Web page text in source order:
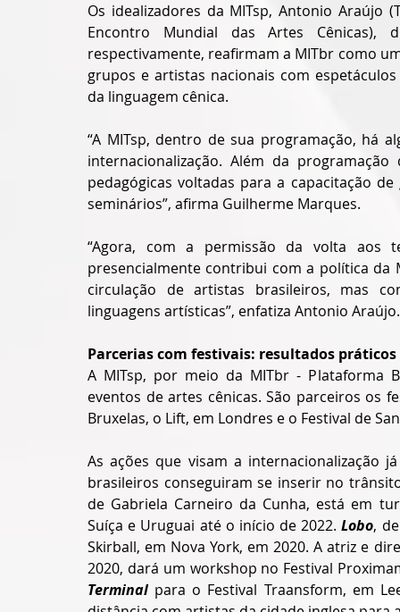
Os idealizadores da MITsp, Antonio Araújo
Encontro Mundial das Artes
respectivamente, reafirmam a MITbr como
grupos e artistas nacionais com
da linguagem cênica.
“A MITsp, dentro de sua programação, há
internacionalização. Além da
pedagógicas voltadas para a capacitação
seminários”, afirma Guilherme Marques.
“Agora, com a permissão da volta aos
presencialmente contribui com a política da
circulação de artistas brasileiros, mas
linguagens artísticas”, enfatiza Antonio Araújo.
Parcerias com festivais: resultados práticos
A MITsp, por meio da MITbr - Plataforma
eventos de artes cênicas. São parceiros os
Bruxelas, o Lift, em Londres e o Festival de
As ações que visam a internacionalização
brasileiros conseguiram se inserir no
de Gabriela Carneiro da Cunha, está em
Suíça e Uruguai até o início de 2022. Lobo,
Skirball, em Nova York, em 2020. A atriz e
2020, dará um workshop no Festival
Terminal para o Festival Traansform, em